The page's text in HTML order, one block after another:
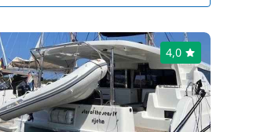
4,0